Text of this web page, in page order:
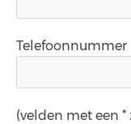
Telefoonnummer
(velden met een